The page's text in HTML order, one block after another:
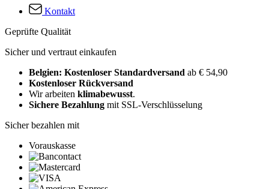
Kontakt
Geprüfte Qualität
Sicher und vertraut einkaufen
Belgien: Kostenloser Standardversand ab € 54,90
Kostenloser Rückversand
Wir arbeiten klimabewusst.
Sichere Bezahlung mit SSL-Verschlüsselung
Sicher bezahlen mit
Vorauskasse